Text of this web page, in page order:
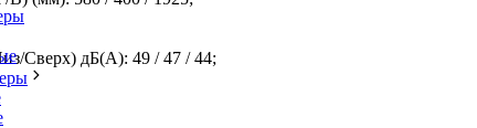
Сверх) дБ(А): 49 / 47 / 44;